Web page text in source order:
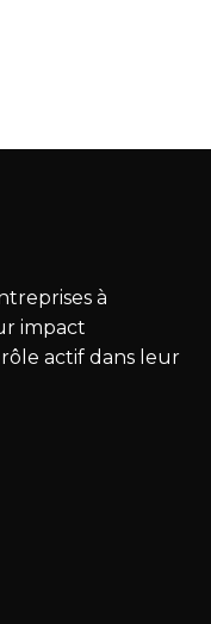
à
impact
actif dans leur